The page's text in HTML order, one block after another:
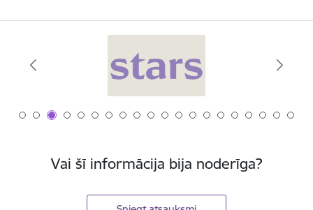
Vai šī informācija bija noderīga?